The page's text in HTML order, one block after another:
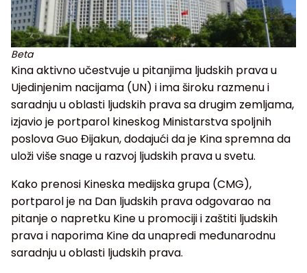
Beta
Kina aktivno učestvuje u pitanjima ljudskih prava u
Ujedinjenim nacijama (UN) i ima široku razmenu i
saradnju u oblasti ljudskih prava sa drugim zemljama,
izjavio je portparol kineskog Ministarstva spoljnih
poslova Guo Đijakun, dodajući da je Kina spremna da
uloži više snage u razvoj ljudskih prava u svetu.
Kako prenosi Kineska medijska grupa (CMG),
portparol je na Dan ljudskih prava odgovarao na
pitanje o napretku Kine u promociji i zaštiti ljudskih
prava i naporima Kine da unapredi međunarodnu
saradnju u oblasti ljudskih prava.